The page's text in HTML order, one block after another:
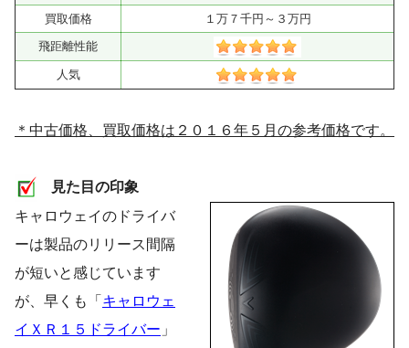
買取価格
１万７千円～３万円
飛距離性能
人気
＊中古価格、買取価格は２０１６年５月の参考価格です。
見た目の印象
キャロウェイのドライバ
ーは製品のリリース間隔
が短いと感じています
が、早くも「 キャロウェ
イＸＲ１５ドライバー 」